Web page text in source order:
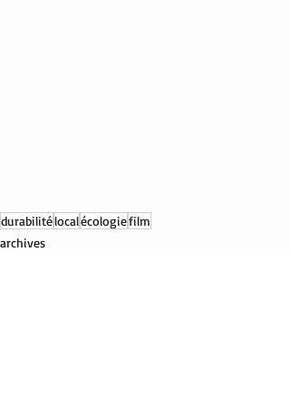
durabilitélocalécologiefilm
archives